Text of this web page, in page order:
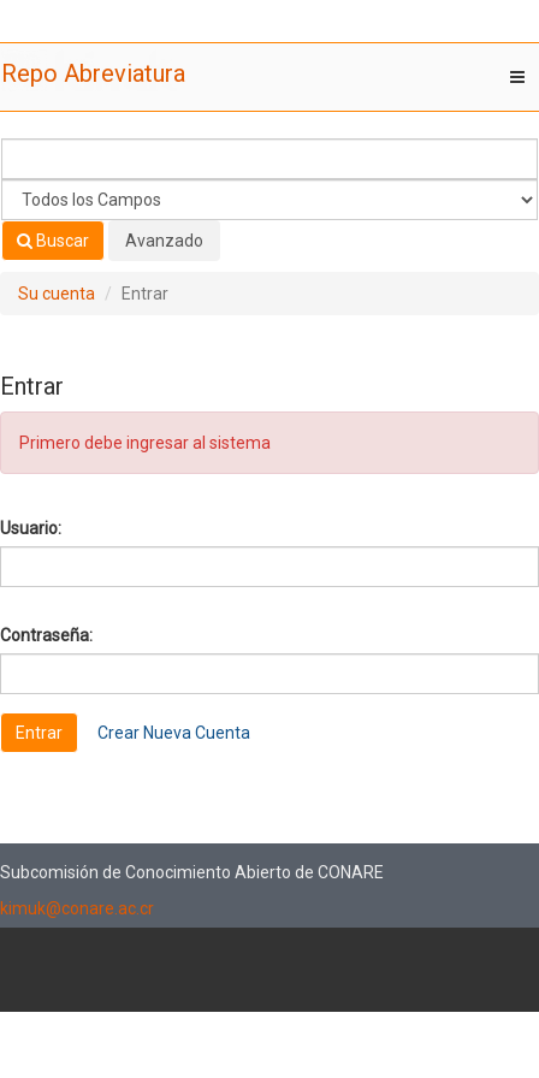
Repo Abreviatura
Buscar Avanzado
Su cuenta Entrar
Entrar
Primero debe ingresar al sistema
Usuario:
Contraseña:
Crear Nueva Cuenta
Subcomisión de Conocimiento Abierto de CONARE
kimuk@conare.ac.cr